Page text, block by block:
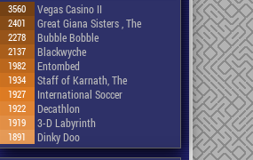
3560 Vegas Casino II
2401 Great Giana Sisters , The
2278 Bubble Bobble
2137 Blackwyche
1982 Entombed
1934 Staff of Karnath, The
1927 International Soccer
1922 Decathlon
1919 3-D Labyrinth
1891 Dinky Doo